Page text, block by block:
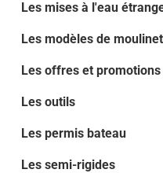
Les mises à l'eau
Les modèles de moulinet
Les offres et promotions
Les outils
Les permis bateau
Les semi-rigides